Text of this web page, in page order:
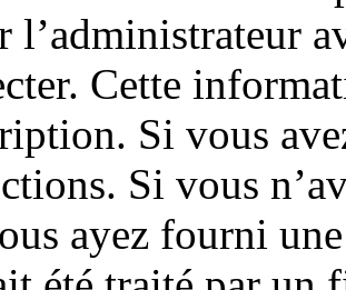
l’administrateur
Cette
Si vous
Si vous
ayez fourni